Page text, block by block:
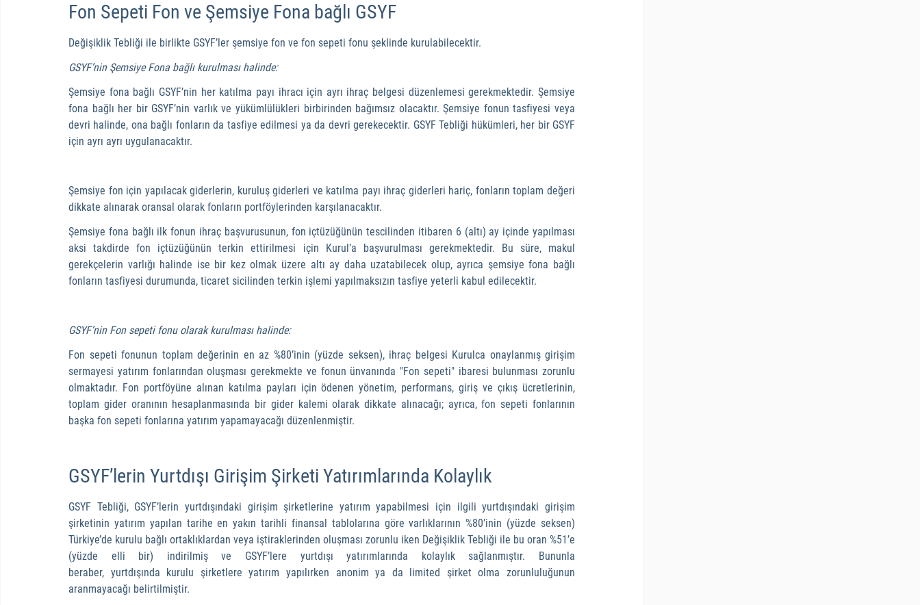
Fon Sepeti Fon ve Şemsiye Fona bağlı GSYF
Değişiklik Tebliği ile birlikte GSYF’ler şemsiye fon ve fon sepeti fonu şeklinde kurulabilecektir.
GSYF’nin Şemsiye Fona bağlı kurulması halinde:
Şemsiye fona bağlı GSYF’nin her katılma payı ihracı için ayrı ihraç belgesi düzenlemesi gerekmektedir. Şemsiye
fona bağlı her bir GSYF’nin varlık ve yükümlülükleri birbirinden bağımsız olacaktır. Şemsiye fonun tasfiyesi veya
devri halinde, ona bağlı fonların da tasfiye edilmesi ya da devri gerekecektir. GSYF Tebliği hükümleri, her bir GSYF
için ayrı ayrı uygulanacaktır.
Şemsiye fon için yapılacak giderlerin, kuruluş giderleri ve katılma payı ihraç giderleri hariç, fonların toplam değeri
dikkate alınarak oransal olarak fonların portföylerinden karşılanacaktır.
Şemsiye fona bağlı ilk fonun ihraç başvurusunun, fon içtüzüğünün tescilinden itibaren 6 (altı) ay içinde yapılması
aksi takdirde fon içtüzüğünün terkin ettirilmesi için Kurul’a başvurulması gerekmektedir. Bu süre, makul
gerekçelerin varlığı halinde ise bir kez olmak üzere altı ay daha uzatabilecek olup, ayrıca şemsiye fona bağlı
fonların tasfiyesi durumunda, ticaret sicilinden terkin işlemi yapılmaksızın tasfiye yeterli kabul edilecektir.
GSYF’nin Fon sepeti fonu olarak kurulması halinde:
Fon sepeti fonunun toplam değerinin en az %80’inin (yüzde seksen), ihraç belgesi Kurulca onaylanmış girişim
sermayesi yatırım fonlarından oluşması gerekmekte ve fonun ünvanında "Fon sepeti" ibaresi bulunması zorunlu
olmaktadır. Fon portföyüne alınan katılma payları için ödenen yönetim, performans, giriş ve çıkış ücretlerinin,
toplam gider oranının hesaplanmasında bir gider kalemi olarak dikkate alınacağı; ayrıca, fon sepeti fonlarının
başka fon sepeti fonlarına yatırım yapamayacağı düzenlenmiştir.
GSYF’lerin Yurtdışı Girişim Şirketi Yatırımlarında Kolaylık
GSYF Tebliği, GSYF’lerin yurtdışındaki girişim şirketlerine yatırım yapabilmesi için ilgili yurtdışındaki girişim
şirketinin yatırım yapılan tarihe en yakın tarihli finansal tablolarına göre varlıklarının %80’inin (yüzde seksen)
Türkiye’de kurulu bağlı ortaklıklardan veya iştiraklerinden oluşması zorunlu iken Değişiklik Tebliği ile bu oran %51’e
(yüzde elli bir) indirilmiş ve GSYF’lere yurtdışı yatırımlarında kolaylık sağlanmıştır. Bununla
beraber, yurtdışında kurulu şirketlere yatırım yapılırken anonim ya da limited şirket olma zorunluluğunun
aranmayacağı belirtilmiştir.